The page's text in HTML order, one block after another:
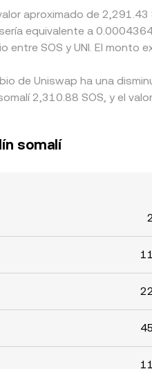
aproximado de
equivalente a
entre SOS y UNI. El monto
de Uniswap ha una
2,310.88 SOS, y el
somalí